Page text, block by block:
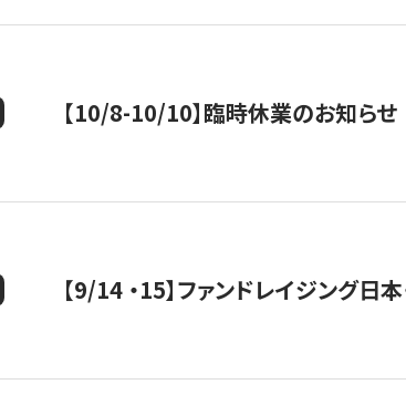
【10/8-10/10】臨時休業のお知らせ
【9/14 ・15】ファンドレイジング日